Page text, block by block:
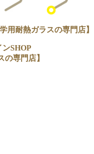
用耐熱ガラスの専門店】
ンSHOP
の専門店】